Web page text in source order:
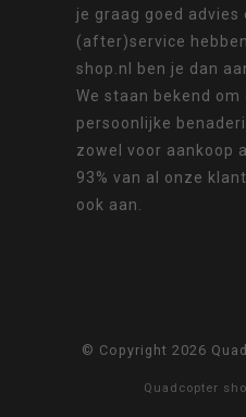
je graag goed advies
(after)service
shop.nl ben je dan
We staan bekend om
persoonlijke
zowel voor aankoop
93% van al onze
ook aan.
© Copyright 2026
Quadcopter